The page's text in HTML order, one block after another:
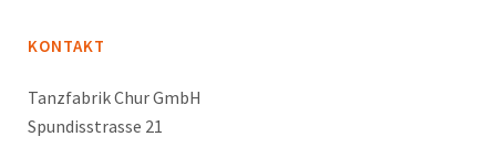
KONTAKT
Tanzfabrik Chur GmbH
Spundisstrasse 21